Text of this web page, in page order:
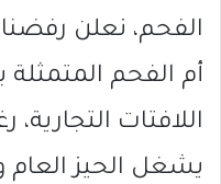
الفحم، نعلن
أم الفحم
اللافتات
يشغل الحيز العام